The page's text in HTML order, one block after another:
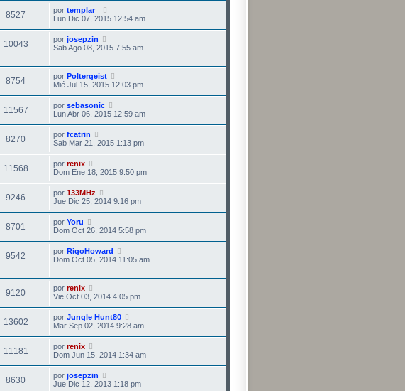
8527 por templar_
Lun Dic 07, 2015 12:54 am
10043 por josepzin
Sab Ago 08, 2015 7:55 am
8754 por Poltergeist
Mié Jul 15, 2015 12:03 pm
11567 por sebasonic
Lun Abr 06, 2015 12:59 am
8270 por fcatrin
Sab Mar 21, 2015 1:13 pm
11568 por renix
Dom Ene 18, 2015 9:50 pm
9246 por 133MHz
Jue Dic 25, 2014 9:16 pm
8701 por Yoru
Dom Oct 26, 2014 5:58 pm
9542 por RigoHoward
Dom Oct 05, 2014 11:05 am
9120 por renix
Vie Oct 03, 2014 4:05 pm
13602 por Jungle Hunt80
Mar Sep 02, 2014 9:28 am
11181 por renix
Dom Jun 15, 2014 1:34 am
8630 por josepzin
Jue Dic 12, 2013 1:18 pm